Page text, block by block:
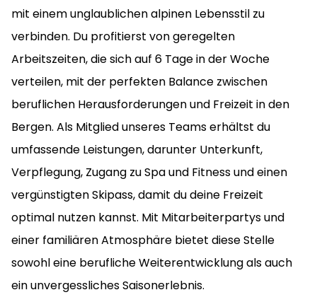
mit einem unglaublichen alpinen Lebensstil zu
verbinden. Du profitierst von geregelten
Arbeitszeiten, die sich auf 6 Tage in der Woche
verteilen, mit der perfekten Balance zwischen
beruflichen Herausforderungen und Freizeit in den
Bergen. Als Mitglied unseres Teams erhältst du
umfassende Leistungen, darunter Unterkunft,
Verpflegung, Zugang zu Spa und Fitness und einen
vergünstigten Skipass, damit du deine Freizeit
optimal nutzen kannst. Mit Mitarbeiterpartys und
einer familiären Atmosphäre bietet diese Stelle
sowohl eine berufliche Weiterentwicklung als auch
ein unvergessliches Saisonerlebnis.